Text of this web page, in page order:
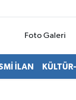
Foto Galeri
İLAN